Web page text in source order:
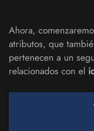
Ahora,
atributos, que
pertenecen a un
relacionados con el